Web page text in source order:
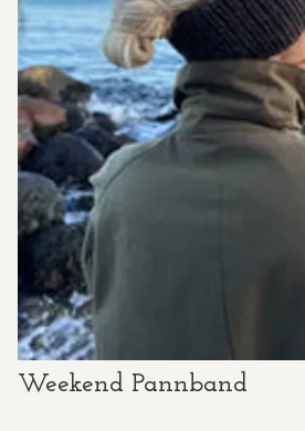
Weekend Pannband